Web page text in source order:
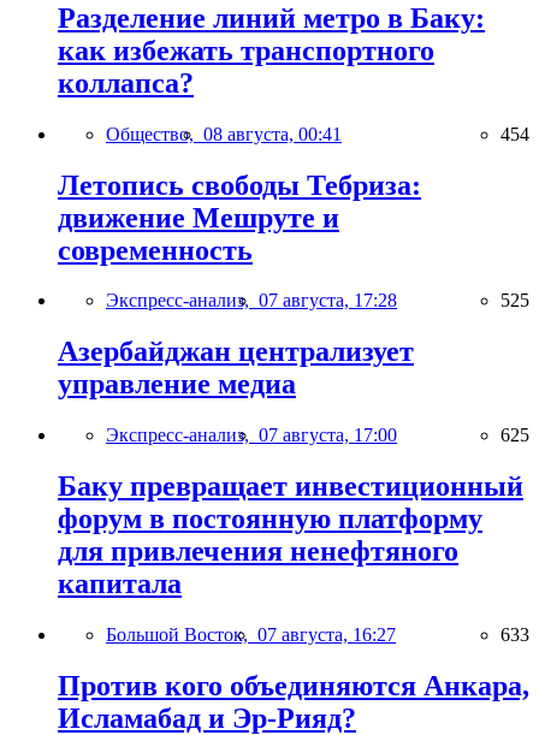
Разделение линий метро в Баку:
как избежать транспортного
коллапса?
Общество, 08 августа, 00:41 454
Летопись свободы Тебриза:
движение Мешруте и
современность
Экспресс-анализ, 07 августа, 17:28 525
Азербайджан централизует
управление медиа
Экспресс-анализ, 07 августа, 17:00 625
Баку превращает инвестиционный
форум в постоянную платформу
для привлечения ненефтяного
капитала
Большой Восток, 07 августа, 16:27 633
Против кого объединяются Анкара,
Исламабад и Эр-Рияд?